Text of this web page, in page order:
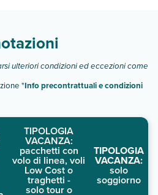
ulteriori condizioni ed eccezioni come
"Info precontrattuali e condizioni
TIPOLOGIA
VACANZA:
pacchetti con
volo di linea, voli
Low Cost o
traghetti -
solo tour o
TIPOLOGIA
VACANZA:
solo
soggiorno